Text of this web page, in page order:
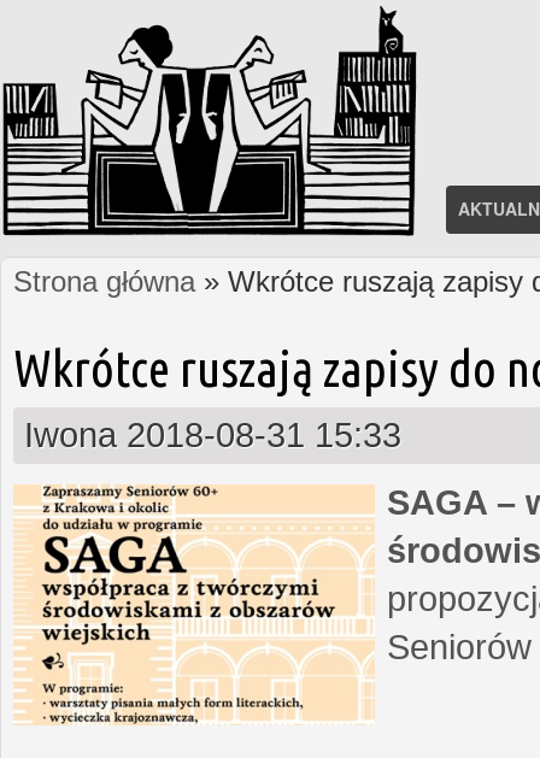
Jesteś tutaj
Strona główna» Wkrótce ruszają zapisy
Wkrótce ruszają zapisy do
Iwona 2018-08-31 15:33
SAGA –